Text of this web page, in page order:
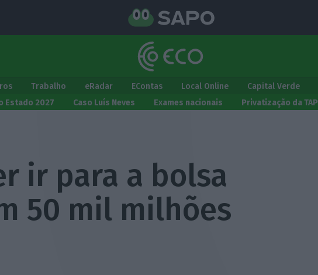
Trabalho eRadar EContas Local Online Capital Verde
Estado 2027
Caso Luís Neves Exames nacionais Privatização da TAP
ir para a bolsa
50 mil milhões